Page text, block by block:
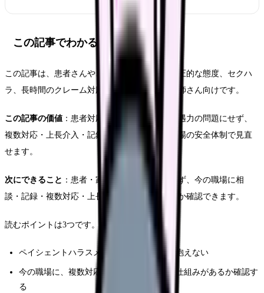
この記事でわかること
この記事は、患者さんやご家族からの暴言、威圧的な態度、セクハ
ラ、長時間のクレーム対応で疲弊している看護師さん向けです。
この記事の価値 ：患者対応のつらさを個人の接遇力の問題にせず、
複数対応・上長介入・記録・再発防止という職場の安全体制で見直
せます。
次にできること ：患者・家族対応を一人で抱えず、今の職場に相
談・記録・複数対応・上長介入の仕組みがあるか確認できます。
読むポイントは3つです。
ペイシェントハラスメントを個人の我慢で抱えない
今の職場に、複数対応・記録・上長介入の仕組みがあるか確認す
る